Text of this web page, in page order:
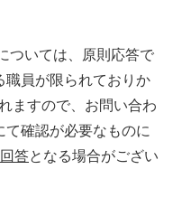
ついては、原則応答で
職員が限られておりか
ますので、お問い合わ
確認が必要なものに
答となる場合がござい